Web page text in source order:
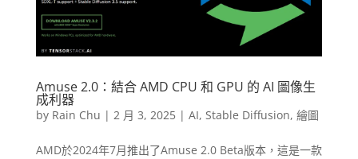
Amuse 2.0：結合 AMD CPU 和 GPU 的 AI 圖像生
成利器
by Rain Chu | 2 月 3, 2025| AI, Stable Diffusion, 繪圖
AMD於2024年7月推出了Amuse 2.0 Beta版本，這是一款